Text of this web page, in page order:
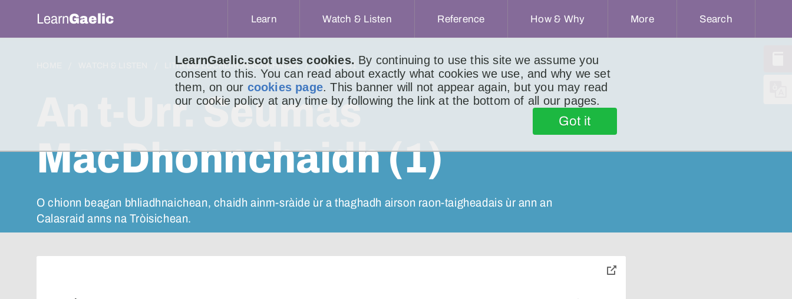
LearnGaelic.scot uses cookies. By continuing to use this site we assume you
consent to this. You can read about exactly what cookies we use, and why we set
them, on our cookies page. This banner will not appear again, but you may read
our cookie policy at any time by following the link at the bottom of all our pages.
Got it
LearnGaelic Learn Watch & Listen Reference How & Why More Search
LITIR DO LUCHD-IONNSACHAIDH LITIR 1231
An t-Urr. Seumas
MacDhonnchaidh (1)
O chionn beagan bhliadhnaichean, chaidh ainm-sràide ùr a thaghadh airson raon-taigheadais ùr ann an
Calasraid anns na Tròisichean.
toggle